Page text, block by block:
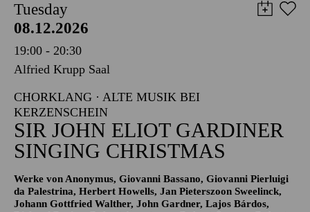
Tuesday
08.12.2026
19:00 - 20:30
Alfried Krupp Saal
CHORKLANG · ALTE MUSIK BEI
KERZENSCHEIN
SIR JOHN ELIOT GARDINER
SINGING CHRISTMAS
Werke von Anonymus, Giovanni Bassano, Giovanni Pierluigi
da Palestrina, Herbert Howells, Jan Pieterszoon Sweelinck,
Johann Gottfried Walther, John Gardner, Lajos Bárdos,